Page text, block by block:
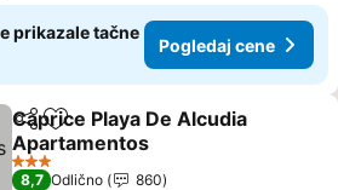
prikazale tačne
Pogledaj cene
Deli Dodati u favorite
Caprice Playa De Alcudia
Apartamentos
3 Zvezdice
8,7 Odlično
860